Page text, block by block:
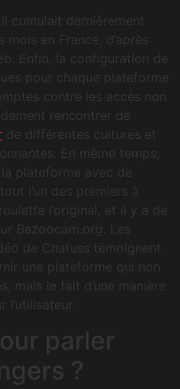
cumulait dernièrement
en France, d’après
Enfin, la configuration de
pour chaque plateforme
contre les accès non
rencontrer de
de différentes cultures et
En même temps,
plateforme avec de
l’un des premiers à
l’original, et il y a de
Bazoocam.org. Les
de Chatuss témoignent
une plateforme qui non
mais le fait d’une manière
parler
?